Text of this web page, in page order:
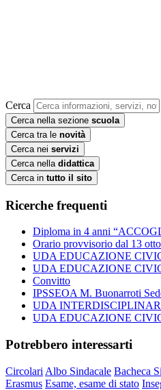
Cerca
Cerca nella sezione scuola
Cerca tra le novità
Cerca nei servizi
Cerca nella didattica
Cerca in tutto il sito
Ricerche frequenti
Diploma in 4 anni
Orario provvisorio dal 13
UDA EDUCAZIONE
UDA EDUCAZIONE
Convitto
IPSSEOA M. Buonarroti
UDA
UDA EDUCAZIONE
Potrebbero interessarti
Circolari Albo Sindacale Bacheca
Erasmus Esame, esame di stato